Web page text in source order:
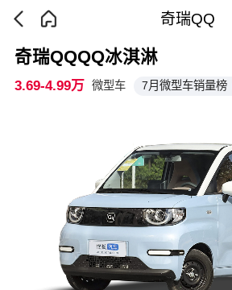
奇瑞QQ
奇瑞QQQQ冰淇淋
3.69-4.99万 微型车 7月微型车销量榜